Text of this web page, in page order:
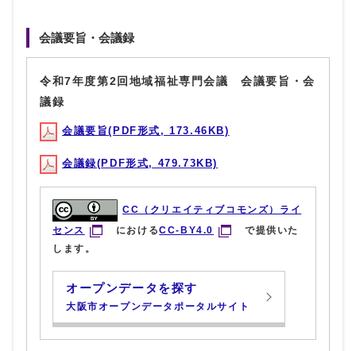
会議要旨・会議録
令和7年度第2回地域福祉専門会議 会議要旨・会
議録
会議要旨(PDF形式, 173.46KB)
会議録(PDF形式, 479.73KB)
CC（クリエイティブコモンズ）ライ
センス
におけるCC-BY4.0
で提供いた
します。
オープンデータを探す
大阪市オープンデータポータルサイト